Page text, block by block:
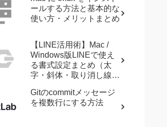
ールする方法と基本的な
使い方・メリットまとめ
【LINE活用術】Mac /
Windows版LINEで使え
る書式設定まとめ（太
字・斜体・取り消し線・
Gitのcommitメッセージ
を複数行にする方法